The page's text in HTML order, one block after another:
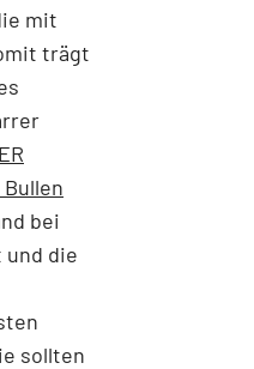
mit
trägt
bei
und die
sollten